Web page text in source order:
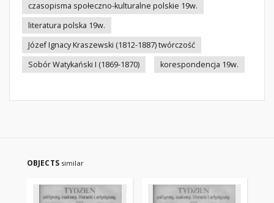
czasopisma społeczno-kulturalne polskie 19w.
literatura polska 19w.
Józef Ignacy Kraszewski (1812-1887) twórczość
Sobór Watykański I (1869-1870)
korespondencja 19w.
OBJECTS similar